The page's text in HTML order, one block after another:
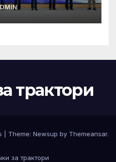
трактори
Theme: Newsup by Themeansar.
за трактори